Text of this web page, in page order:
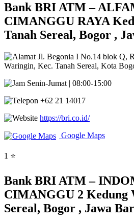
Bank BRI ATM –
CIMANGGU RAYA
Tanah Sereal, Bogor ,
Jl. Begonia I No.14 blok Q,
Waringin, Kec. Tanah Sereal, Kota
Senin-Jumat | 08:00-15:00
+62 21 14017
https://bri.co.id/
Google Maps
1 ⭐
Bank BRI ATM –
CIMANGGU 2 Kedung
Sereal, Bogor , Jawa